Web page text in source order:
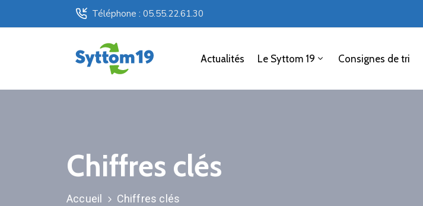
Téléphone : 05.55.22.61.30
Actualités Le Syttom 19 Consignes de tri
Chiffres clés
Accueil Chiffres clés